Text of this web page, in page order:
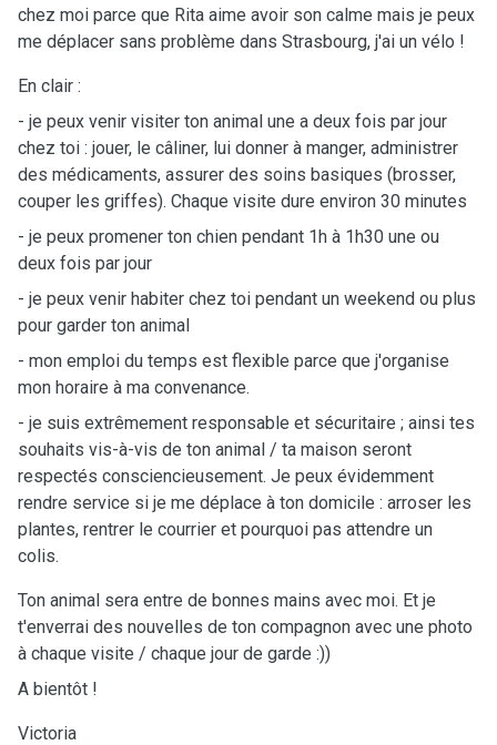
chez moi parce que Rita aime avoir son calme mais je peux
me déplacer sans problème dans Strasbourg, j'ai un vélo !
En clair :
- je peux venir visiter ton animal une a deux fois par jour
chez toi : jouer, le câliner, lui donner à manger, administrer
des médicaments, assurer des soins basiques (brosser,
couper les griffes). Chaque visite dure environ 30 minutes
- je peux promener ton chien pendant 1h à 1h30 une ou
deux fois par jour
- je peux venir habiter chez toi pendant un weekend ou plus
pour garder ton animal
- mon emploi du temps est flexible parce que j'organise
mon horaire à ma convenance.
- je suis extrêmement responsable et sécuritaire ; ainsi tes
souhaits vis-à-vis de ton animal / ta maison seront
respectés consciencieusement. Je peux évidemment
rendre service si je me déplace à ton domicile : arroser les
plantes, rentrer le courrier et pourquoi pas attendre un
colis.
Ton animal sera entre de bonnes mains avec moi. Et je
t'enverrai des nouvelles de ton compagnon avec une photo
à chaque visite / chaque jour de garde :))
A bientôt !
Victoria